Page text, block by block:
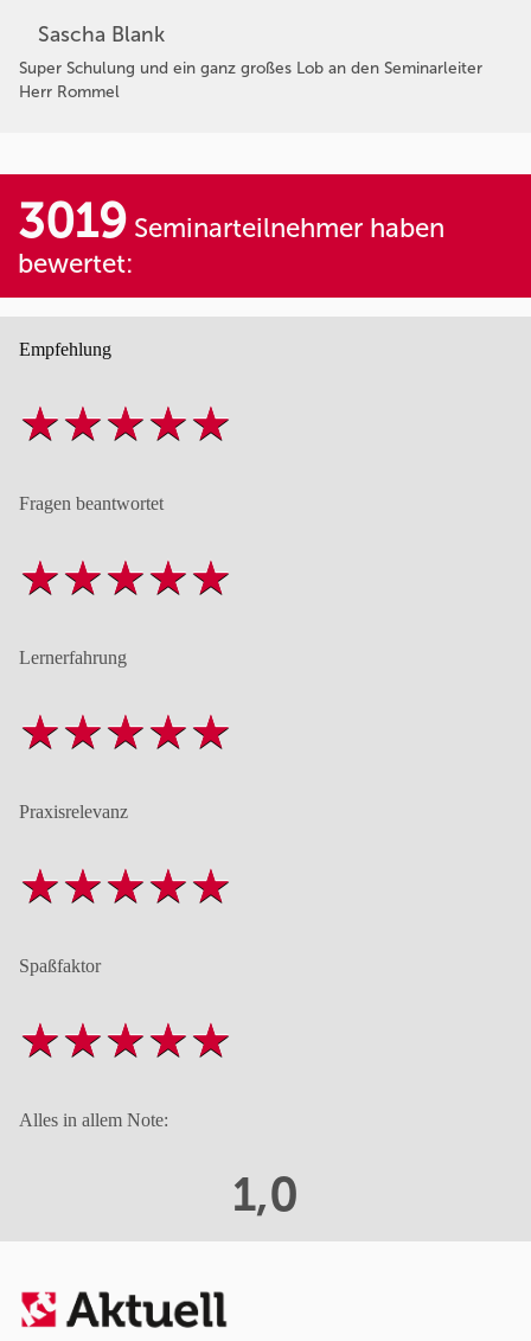
Sascha Blank
Super Schulung und ein ganz großes Lob an den Seminarleiter
Herr Rommel
3019 Seminarteilnehmer haben
bewertet:
Empfehlung
Fragen beantwortet
Lernerfahrung
Praxisrelevanz
Spaßfaktor
Alles in allem Note:
1,0